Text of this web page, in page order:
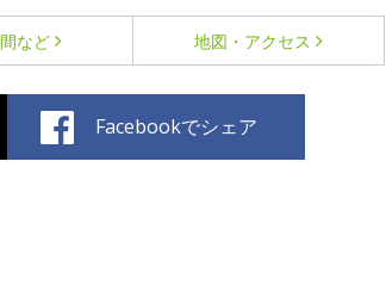
など 地図・アクセス
Facebookでシェア